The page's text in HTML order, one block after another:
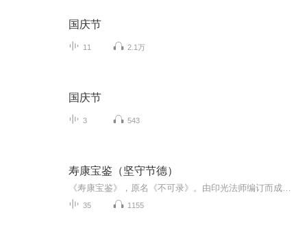
国庆节
11 2.1万
国庆节
3 543
寿康宝鉴（坚守节德）
35 1155